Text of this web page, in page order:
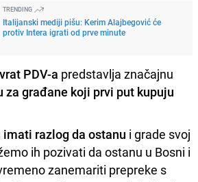
TRENDING
Italijanski mediji pišu: Kerim Alajbegović će
protiv Intera igrati od prve minute
PDV-a predstavlja značajnu
za građane koji prvi put kupuju
razlog da ostanu i grade svoj
ih pozivati da ostanu u Bosni i
zanemariti prepreke s